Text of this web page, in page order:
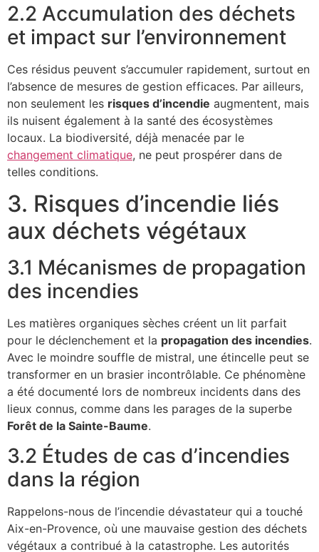
2.2 Accumulation des déchets
et impact sur l’environnement
Ces résidus peuvent s’accumuler rapidement, surtout en
l’absence de mesures de gestion efficaces. Par ailleurs,
non seulement les risques d’incendie augmentent, mais
ils nuisent également à la santé des écosystèmes
locaux. La biodiversité, déjà menacée par le
changement climatique, ne peut prospérer dans de
telles conditions.
3. Risques d’incendie liés
aux déchets végétaux
3.1 Mécanismes de propagation
des incendies
Les matières organiques sèches créent un lit parfait
pour le déclenchement et la propagation des incendies.
Avec le moindre souffle de mistral, une étincelle peut se
transformer en un brasier incontrôlable. Ce phénomène
a été documenté lors de nombreux incidents dans des
lieux connus, comme dans les parages de la superbe
Forêt de la Sainte-Baume.
3.2 Études de cas d’incendies
dans la région
Rappelons-nous de l’incendie dévastateur qui a touché
Aix-en-Provence, où une mauvaise gestion des déchets
végétaux a contribué à la catastrophe. Les autorités